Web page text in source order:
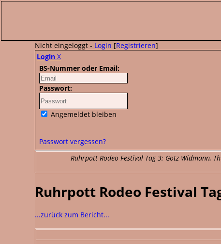
Nicht eingeloggt - Login [Registrieren]
Login X
BS-Nummer oder Email:
Passwort:
Angemeldet bleiben
Passwort vergessen?
Ruhrpott Rodeo Festival Tag 3: Götz Widmann,
Ruhrpott Rodeo Festival
...zurück zum Bericht...